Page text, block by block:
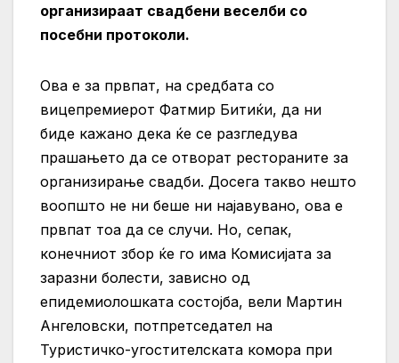
организираат свадбени веселби со
посебни протоколи.
Ова е за првпат, на средбата со
вицепремиерот Фатмир Битиќи, да ни
биде кажано дека ќе се разгледува
прашањето да се отворат рестораните за
организирање свадби. Досега такво нешто
воопшто не ни беше ни најавувано, ова е
првпат тоа да се случи. Но, сепак,
конечниот збор ќе го има Комисијата за
заразни болести, зависно од
епидемиолошката состојба, вели Мартин
Ангеловски, потпретседател на
Туристичко-угостителската комора при